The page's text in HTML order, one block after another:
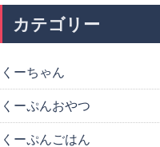
カテゴリー
くーちゃん
くーぷんおやつ
くーぷんごはん